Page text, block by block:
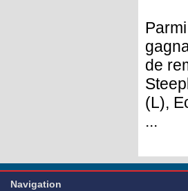
de
(L),
...
Navigation